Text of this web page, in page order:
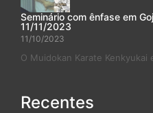
Seminário com ênfase em
11/11/2023
11/10/2023
O Muidokan Karate Kenkyukai
Recentes